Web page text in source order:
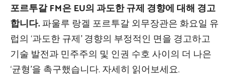
포르투갈 FM은 EU의 과도한 규제 경향에 대해 경고
합니다.파울루 랑겔 포르투갈 외무장관은 화요일 유
럽의 ‘과도한 규제’ 경향의 부정적인 면을 경고하고
기술 발전과 민주주의 및 인권 수호 사이의 더 나은
‘균형’을 촉구했습니다. 자세히 읽어보세요.